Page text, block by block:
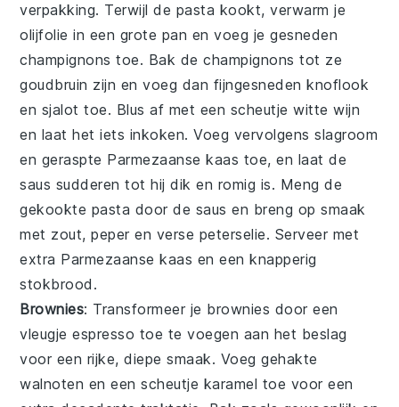
verpakking. Terwijl de pasta kookt, verwarm je
olijfolie in een grote pan en voeg jegesneden
champignons toe. Bak de champignons tot ze
goudbruin zijn en voeg dan fijngesneden knoflook
en sjalot toe. Blus af met een scheutjewitte wijn
en laat het iets inkoken. Voeg vervolgensslagroom
en geraspte Parmezaanse kaas toe, en laat de
saus sudderen tot hij dik en romig is. Meng de
gekookte pasta door de saus en breng op smaak
met zout, peper en verse peterselie. Serveer met
extra Parmezaanse kaas en eenknapperig
stokbrood .
Brownies: Transformeer je brownies door een
vleugjeespresso toe te voegen aan het beslag
voor een rijke, diepe smaak. Voeg gehakte
walnoten en een scheutje karamel toe voor een